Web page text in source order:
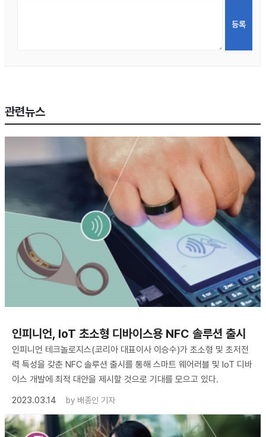
관련뉴스
인피니언, IoT 초소형 디바이스용 NFC 솔루션 출시
인피니언 테크놀로지스(코리아 대표이사 이승수)가 초소형 및 초저전
력 특성을 갖춘 NFC 솔루션 출시를 통해 스마트 웨어러블 및 IoT 디바
이스 개발에 최적 대안을 제시할 것으로 기대를 모으고 있다.
2023.03.14
by 배종인 기자